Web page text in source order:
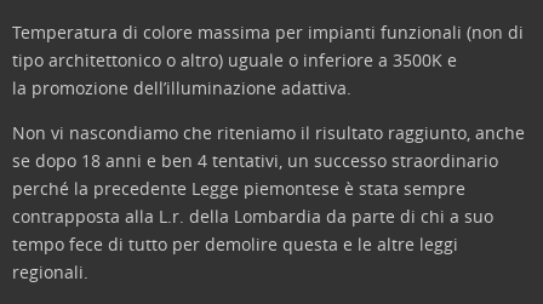
Temperatura di colore massima per impianti funzionali (non di
tipo architettonico o altro) uguale o inferiore a 3500K e
la promozione dell’illuminazione adattiva.
Non vi nascondiamo che riteniamo il risultato raggiunto, anche
se dopo 18 anni e ben 4 tentativi, un successo straordinario
perché la precedente Legge piemontese è stata sempre
contrapposta alla L.r. della Lombardia da parte di chi a suo
tempo fece di tutto per demolire questa e le altre leggi
regionali.